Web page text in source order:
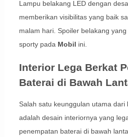
Lampu belakang LED dengan
memberikan visibilitas yang baik
malam hari. Spoiler belakang
sporty pada Mobil ini.
Interior Lega Berkat
Baterai di Bawah
Salah satu keunggulan utama dari
adalah desain interiornya yang
penempatan baterai di bawah